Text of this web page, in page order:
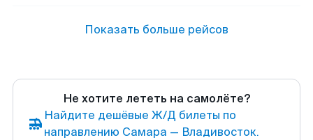
Показать больше рейсов
Не хотите лететь на самолёте?
Найдите дешёвые Ж/Д билеты по
направлению Самара — Владивосток.